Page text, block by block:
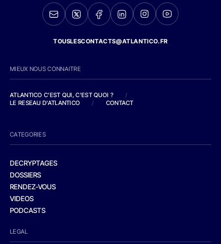
TOUSLESCONTACTS@ATLANTICO.FR
MIEUX NOUS CONNAITRE
ATLANTICO C'EST QUI, C'EST QUOI ?
/
LE RESEAU D'ATLANTICO
/ CONTACT
CATEGORIES
DECRYPTAGES
DOSSIERS
RENDEZ-VOUS
VIDEOS
PODCASTS
LEGAL